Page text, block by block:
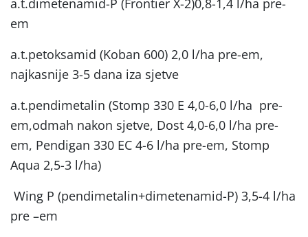
em
a.t.petoksamid (Koban 600) 2,0 l/ha pre-em,
najkasnije 3-5 dana iza sjetve
a.t.pendimetalin (Stomp 330 E 4,0-6,0 l/ha pre-
em,odmah nakon sjetve, Dost 4,0-6,0 l/ha pre-
em, Pendigan 330 EC 4-6 l/ha pre-em, Stomp
Aqua 2,5-3 l/ha)
Wing P (pendimetalin+dimetenamid-P) 3,5-4 l/ha
pre –em